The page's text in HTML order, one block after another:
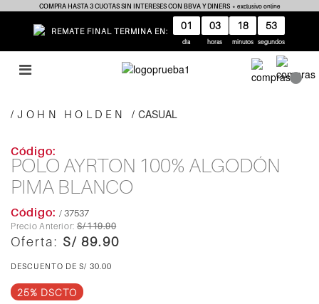
COMPRA HASTA 3 CUOTAS SIN INTERESES CON BBVA Y DINERS * exclusivo online
REMATE FINAL TERMINA EN: 01
día
03
horas
18
minutos
53
segundos
JOHN HOLDEN CASUAL
POLO AYRTON 100% ALGODÓN
PIMA BLANCO
/ 37537
S/ 119.90
S/ 89.90
S/ 30.00
25% DSCTO